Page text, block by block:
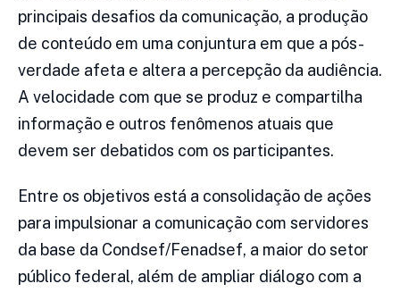
principais desafios da comunicação, a produção
de conteúdo em uma conjuntura em que a pós-
verdade afeta e altera a percepção da audiência.
A velocidade com que se produz e compartilha
informação e outros fenômenos atuais que
devem ser debatidos com os participantes.
Entre os objetivos está a consolidação de ações
para impulsionar a comunicação com servidores
da base da Condsef/Fenadsef, a maior do setor
público federal, além de ampliar diálogo com a